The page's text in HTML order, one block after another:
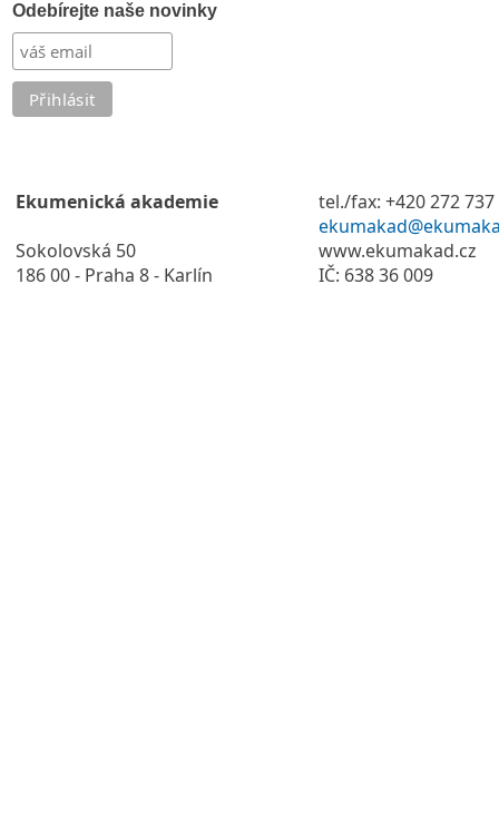
Odebírejte naše novinky
Ekumenická akademie
Sokolovská 50
186 00 - Praha 8 - Karlín
tel./fax: +420 272 737
www.ekumakad.cz
IČ: 638 36 009